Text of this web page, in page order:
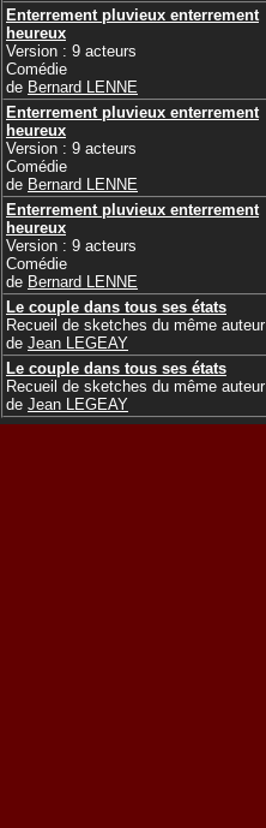
Enterrement pluvieux enterrement
heureux
Version : 9 acteurs
Comédie
de Bernard LENNE
Enterrement pluvieux enterrement
heureux
Version : 9 acteurs
Comédie
de Bernard LENNE
Enterrement pluvieux enterrement
heureux
Version : 9 acteurs
Comédie
de Bernard LENNE
Le couple dans tous ses états
Recueil de sketches du même auteur
de Jean LEGEAY
Le couple dans tous ses états
Recueil de sketches du même auteur
de Jean LEGEAY